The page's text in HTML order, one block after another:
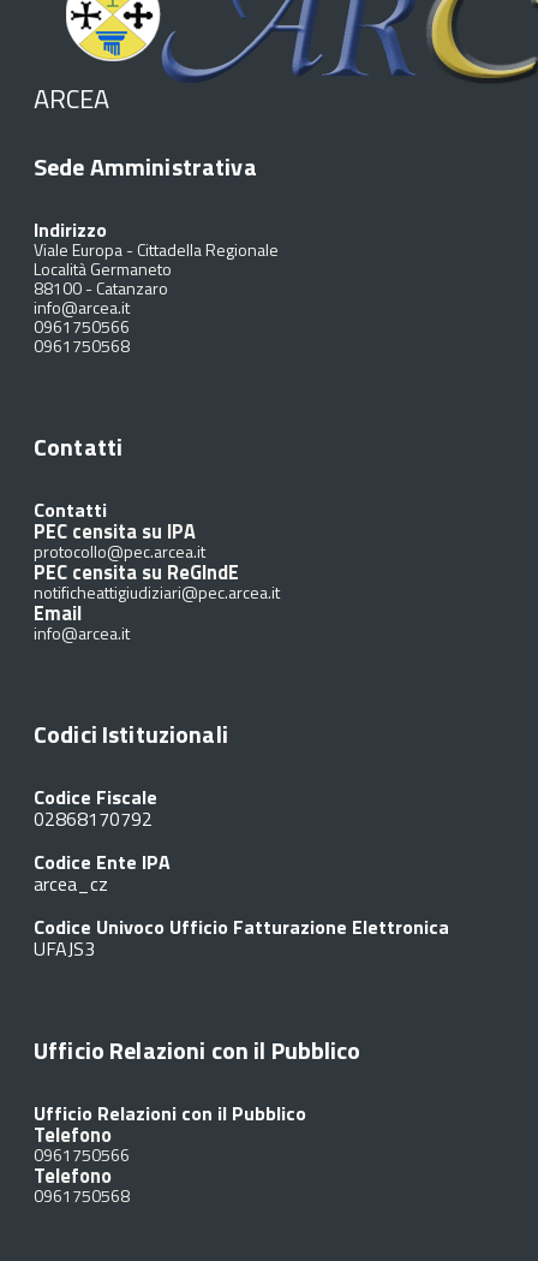
ARCEA
Sede Amministrativa
Indirizzo
Viale Europa - Cittadella Regionale
Località Germaneto
88100-Catanzaro
info@arcea.it
0961750566
0961750568
Contatti
Contatti
PEC censita su IPA
protocollo@pec.arcea.it
PEC censita su ReGIndE
notificheattigiudiziari@pec.arcea.it
Email
info@arcea.it
Codici Istituzionali
Codice Fiscale
02868170792
Codice Ente IPA
arcea_cz
Codice Univoco Ufficio Fatturazione Elettronica
UFAJS3
Ufficio Relazioni con il Pubblico
Ufficio Relazioni con il Pubblico
Telefono
0961750566
Telefono
0961750568